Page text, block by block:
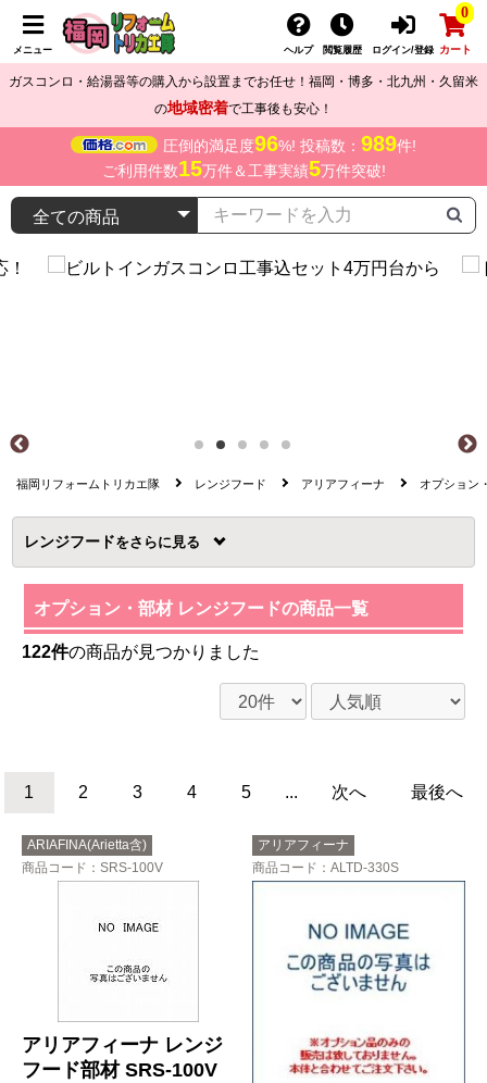
メニュー ヘルプ 閲覧履歴 ログイン/登録
0
カート
ガスコンロ・給湯器等の購入から設置までお任せ！福岡・博多・北九州・久留米
の地域密着で工事後も安心！
圧倒的満足度96%! 投稿数： 989件!
ご利用件数15万件＆工事実績5万件突破!
福岡リフォームトリカエ隊 レンジフード アリアフィーナ オプション
レンジフードを
オプション・部材 レンジフードの商品一覧
122件の商品が見つかりました
1 2 3 4 5 ... 次へ 最後へ
ARIAFINA(Arietta含)
商品コード ：SRS-100V
アリアフィーナ レンジ
フード部材 SRS-100V
アリアフィーナ
商品コード ：ALTD-330S